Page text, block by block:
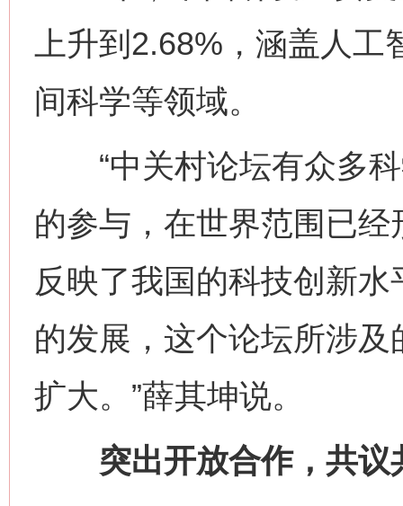
上升到2.68%，涵盖人
间科学等领域。
“中关村论坛有众多科
的参与，在世界范围已
反映了我国的科技创新
的发展，这个论坛所涉
扩大。”薛其坤说。
突出开放合作，共议